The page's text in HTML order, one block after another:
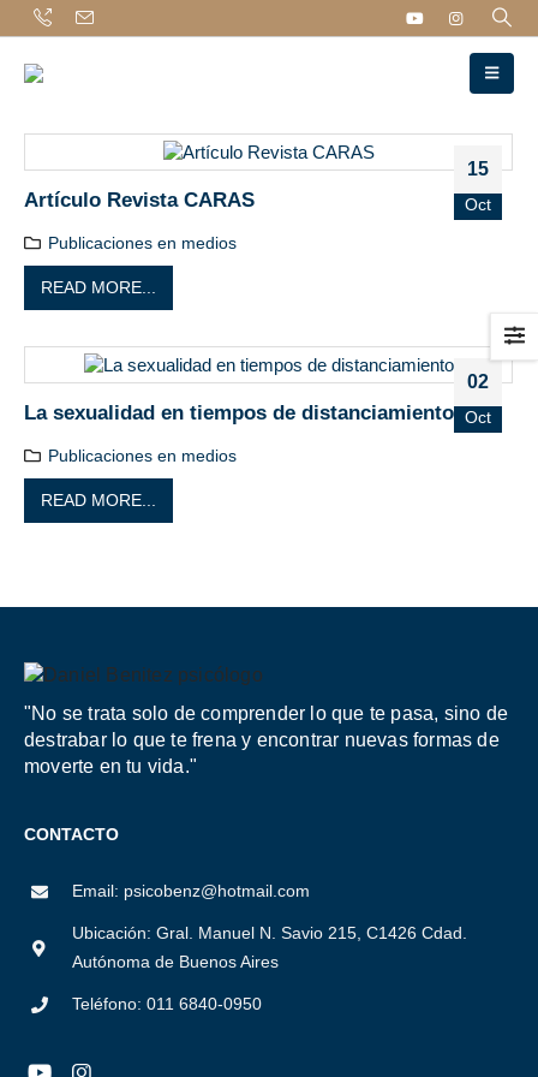
15
Oct
Artículo Revista CARAS
Publicaciones en medios
READ MORE...
02
Oct
La sexualidad en tiempos de distanciamiento
Publicaciones en medios
READ MORE...
"No se trata solo de comprender lo que te pasa, sino de
destrabar lo que te frena y encontrar nuevas formas de
moverte en tu vida."
CONTACTO
Email: psicobenz@hotmail.com
Ubicación: Gral. Manuel N. Savio 215, C1426 Cdad.
Autónoma de Buenos Aires
Teléfono: 011 6840-0950